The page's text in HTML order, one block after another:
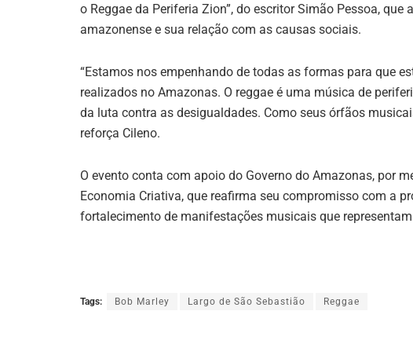
o Reggae da Periferia Zion”, do escritor Simão Pessoa,
amazonense e sua relação com as causas sociais.
“Estamos nos empenhando de todas as formas para que
realizados no Amazonas. O reggae é uma música de
da luta contra as desigualdades. Como seus órfãos
reforça Cileno.
O evento conta com apoio do Governo do Amazonas, por
Economia Criativa, que reafirma seu compromisso com a
fortalecimento de manifestações musicais que
Tags: Bob Marley Largo de São Sebastião Reggae